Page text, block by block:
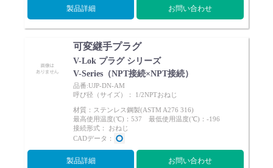
Language：日本語／English
お問い合わせ
製品詳細 お問い合わせ
可変継手プラグ
V-Lok プラグ シリーズ
V-Series（NPT接続×NPT接続）
品番:UJP-DN-AM
呼び径（サイズ）： 1/2NPTおねじ
材質：ステンレス鋼製(ASTM A276 316)
最高使用温度(℃)：537 最低使用温度(℃)：-196
接続形式： おねじ
CADデータ：
製品詳細 お問い合わせ